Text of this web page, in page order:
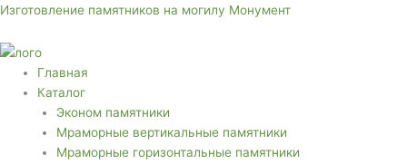
Перейти
содержимому
Изготовление памятников на могилу Монумент
Меню
Главная
Каталог
Эконом памятники
Мраморные вертикальные памятники
Мраморные горизонтальные памятники
Меню